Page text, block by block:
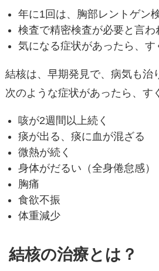
年に1回は、胸部レントゲン
検査で精密検査が必要と言わ
気になる症状があったら、す
結核は、早期発見で、病気も治
次のような症状があったら、す
咳が2週間以上続く
痰が出る、痰に血が混ざる
微熱が続く
身体がだるい（全身倦怠感）
胸痛
食欲不振
体重減少
結核の治療とは？